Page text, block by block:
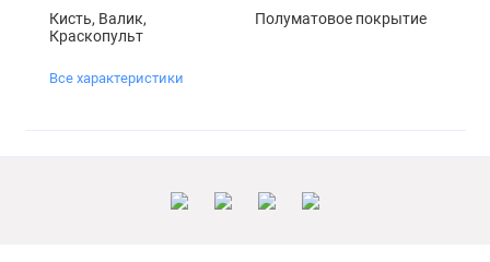
Кисть, Валик,
Краскопульт
Полуматовое покрытие
Все характеристики